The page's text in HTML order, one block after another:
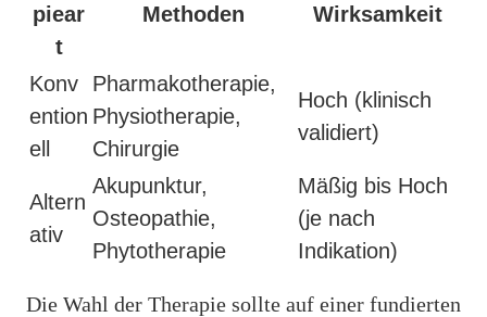
piear
t
Methoden Wirksamkeit
Konv
ention
ell
Pharmakotherapie,
Physiotherapie,
Chirurgie
Hoch (klinisch
validiert)
Altern
ativ
Akupunktur,
Osteopathie,
Phytotherapie
Mäßig bis Hoch
(je nach
Indikation)
Die Wahl der Therapie sollte auf einer fundierten